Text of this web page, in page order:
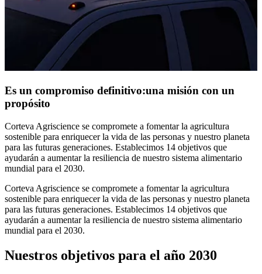
Es un compromiso definitivo:una misión con un
propósito
Corteva Agriscience se compromete a fomentar la agricultura
sostenible para enriquecer la vida de las personas y nuestro planeta
para las futuras generaciones. Establecimos 14 objetivos que
ayudarán a aumentar la resiliencia de nuestro sistema alimentario
mundial para el 2030.
Corteva Agriscience se compromete a fomentar la agricultura
sostenible para enriquecer la vida de las personas y nuestro planeta
para las futuras generaciones. Establecimos 14 objetivos que
ayudarán a aumentar la resiliencia de nuestro sistema alimentario
mundial para el 2030.
Nuestros objetivos para el año 2030